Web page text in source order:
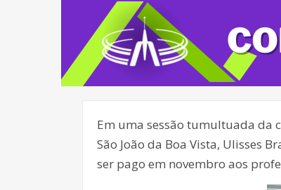
Em uma sessão tumultuada da
São João da Boa Vista, Ulisses
ser pago em novembro aos